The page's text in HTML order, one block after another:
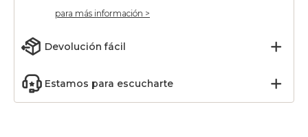
para más información >
Devolución fácil
Estamos para escucharte